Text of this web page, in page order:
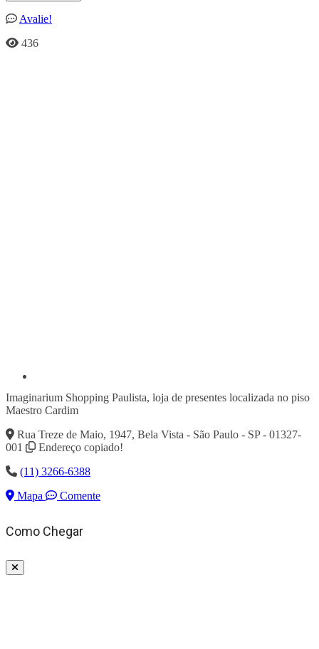
Avalie!
436
Imaginarium Shopping Paulista, loja de presentes localizada no piso
Maestro Cardim
Rua Treze de Maio, 1947, Bela Vista - São Paulo - SP - 01327-
001
Endereço copiado!
(11) 3266-6388
Mapa
Comente
Como Chegar